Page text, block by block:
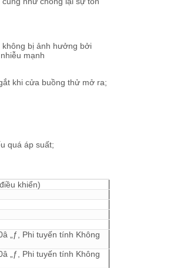
bị ảnh hưởng bởi
mạnh
khi cửa buồng thử mở ra;
quá áp suất;
khiển)
„ƒ, Phi tuyến tính Không
„ƒ, Phi tuyến tính Không